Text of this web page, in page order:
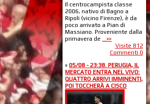
Il centrocampista classe
2006, nativo di Bagno a
Ripoli (vicino Firenze), è da
poco arrivato a Pian di
Massiano. Proveniente dalla
primavera de
...»»
Visite 812
Commenti 0
»05/08 - 23:38. PERUGIA, IL
MERCATO ENTRA NEL VIVO:
QUATTRO ARRIVI IMMINENTI,
POI TOCCHERÀ A CISCO